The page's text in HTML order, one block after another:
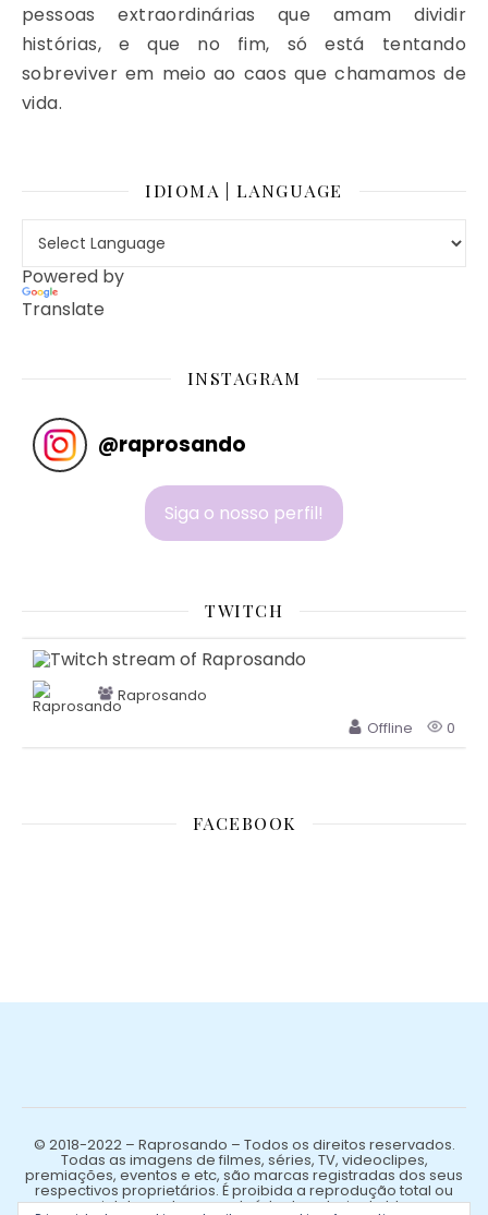
pessoas extraordinárias que amam dividir
histórias, e que no fim, só está tentando
sobreviver em meio ao caos que chamamos de
vida.
IDIOMA | LANGUAGE
Powered by
Translate
INSTAGRAM
@raprosando
Siga o nosso perfil!
TWITCH
Raprosando
Offline
0
FACEBOOK
© 2018-2022 – Raprosando – Todos os direitos reservados.
Todas as imagens de filmes, séries, TV, videoclipes,
premiações, eventos e etc, são marcas registradas dos seus
respectivos proprietários. É proibida a reprodução total ou
parcial de qualquer conteúdo de autoria do blog.